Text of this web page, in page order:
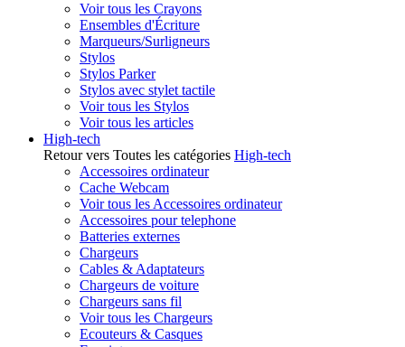
Voir tous les Crayons
Ensembles d'Écriture
Marqueurs/Surligneurs
Stylos
Stylos Parker
Stylos avec stylet tactile
Voir tous les Stylos
Voir tous les articles
High-tech
Retour vers Toutes les catégories High-tech
Accessoires ordinateur
Cache Webcam
Voir tous les Accessoires ordinateur
Accessoires pour telephone
Batteries externes
Chargeurs
Cables & Adaptateurs
Chargeurs de voiture
Chargeurs sans fil
Voir tous les Chargeurs
Ecouteurs & Casques